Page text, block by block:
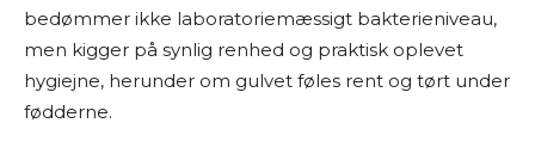
bedømmer ikke laboratoriemæssigt bakterieniveau,
men kigger på synlig renhed og praktisk oplevet
hygiejne, herunder om gulvet føles rent og tørt under
fødderne.